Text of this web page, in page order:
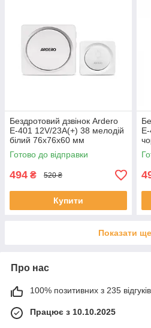
Бездротовий дзвінок Ardero
E-401 12V/23A(+) 38 мелодій
білий 76х76х60 мм
Готово до відправки
494 ₴ 520 ₴
Купити
Показати ще
Про нас
100% позитивних з 235
Працює з 10.10.2025